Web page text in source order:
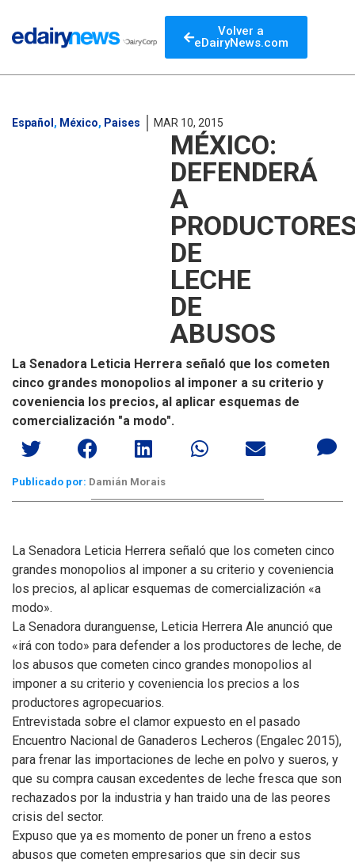
Volver a
eDairyNews.com
Español , México, Paises MAR 10, 2015
MÉXICO:
DEFENDERÁ
A
DE
LECHE
DE
ABUSOS
La Senadora Leticia Herrera señaló que los cometen
cinco grandes monopolios al imponer a su criterio y
coveniencia los precios, al aplicar esquemas de
comercialización "a modo".
Publicado por: Damián Morais
La Senadora Leticia Herrera señaló que los cometen cinco
grandes monopolios al imponer a su criterio y coveniencia
los precios, al aplicar esquemas de comercialización «a
modo».
La Senadora duranguense, Leticia Herrera Ale anunció que
«irá con todo» para defender a los productores de leche, de
los abusos que cometen cinco grandes monopolios al
imponer a su criterio y coveniencia los precios a los
productores agropecuarios.
Entrevistada sobre el clamor expuesto en el pasado
Encuentro Nacional de Ganaderos Lecheros (Engalec 2015),
para frenar las importaciones de leche en polvo y sueros, y
que su compra causan excedentes de leche fresca que son
rechazados por la industria y han traido una de las peores
crisis del sector.
Expuso que ya es momento de poner un freno a estos
abusos que cometen empresarios que sin decir sus